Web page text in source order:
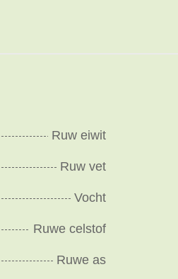
Ruw eiwit
Ruw vet
Vocht
Ruwe celstof
Ruwe as